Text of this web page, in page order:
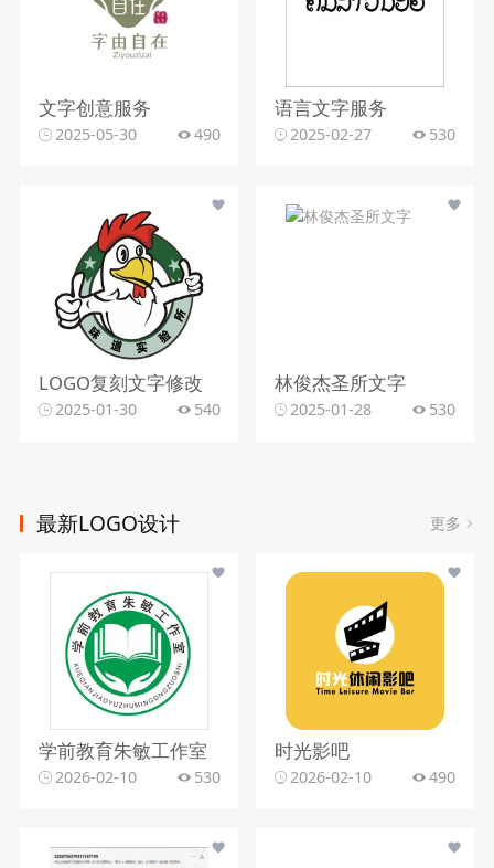
文字创意服务
2025-05-30 490
语言文字服务
2025-02-27 530
LOGO复刻文字修改
2025-01-30 540
林俊杰圣所文字
2025-01-28 530
最新LOGO设计 更多
学前教育朱敏工作室
2026-02-10 530
时光影吧
2026-02-10 490